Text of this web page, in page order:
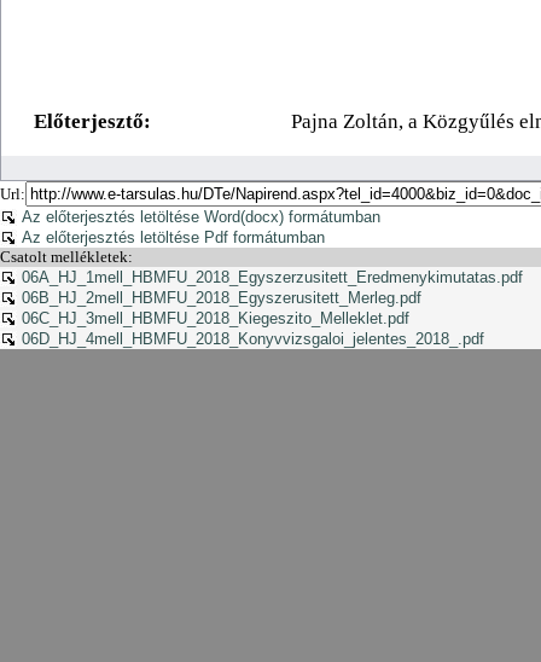
Url:
Az előterjesztés letöltése Word(docx) formátumban
Az előterjesztés letöltése Pdf formátumban
Csatolt mellékletek:
06A_HJ_1mell_HBMFU_2018_Egyszerzusitett_Eredmenykimutatas.pdf
06B_HJ_2mell_HBMFU_2018_Egyszerusitett_Merleg.pdf
06C_HJ_3mell_HBMFU_2018_Kiegeszito_Melleklet.pdf
06D_HJ_4mell_HBMFU_2018_Konyvvizsgaloi_jelentes_2018_.pdf